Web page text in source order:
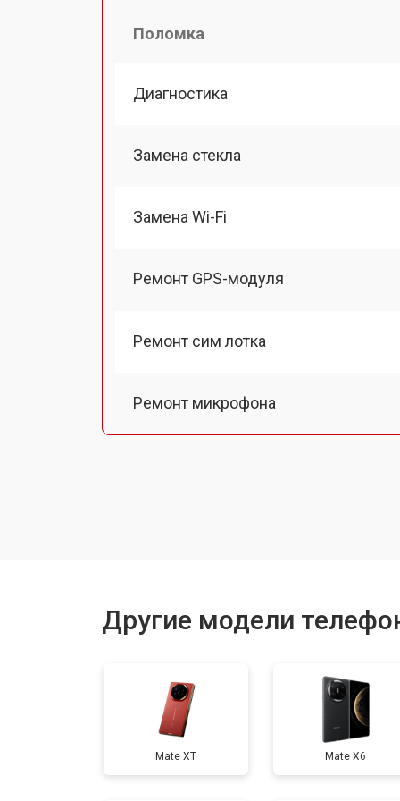
Поломка
Диагностика
Замена стекла
Замена Wi-Fi
Ремонт GPS-модуля
Ремонт сим лотка
Ремонт микрофона
Замена задней крышки
Замена дисплея (экрана)
Другие модели
Mate XT Mate X6